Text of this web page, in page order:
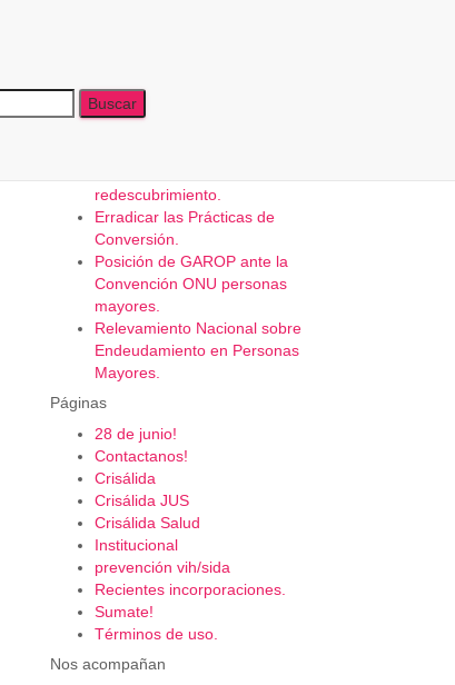
Últimas publicaciones
redescubrimiento.
Erradicar las Prácticas de
Conversión.
Posición de GAROP ante la
Convención ONU personas
mayores.
Relevamiento Nacional sobre
Endeudamiento en Personas
Mayores.
Páginas
28 de junio!
Contactanos!
Crisálida
Crisálida JUS
Crisálida Salud
Institucional
prevención vih/sida
Recientes incorporaciones.
Sumate!
Términos de uso.
Nos acompañan